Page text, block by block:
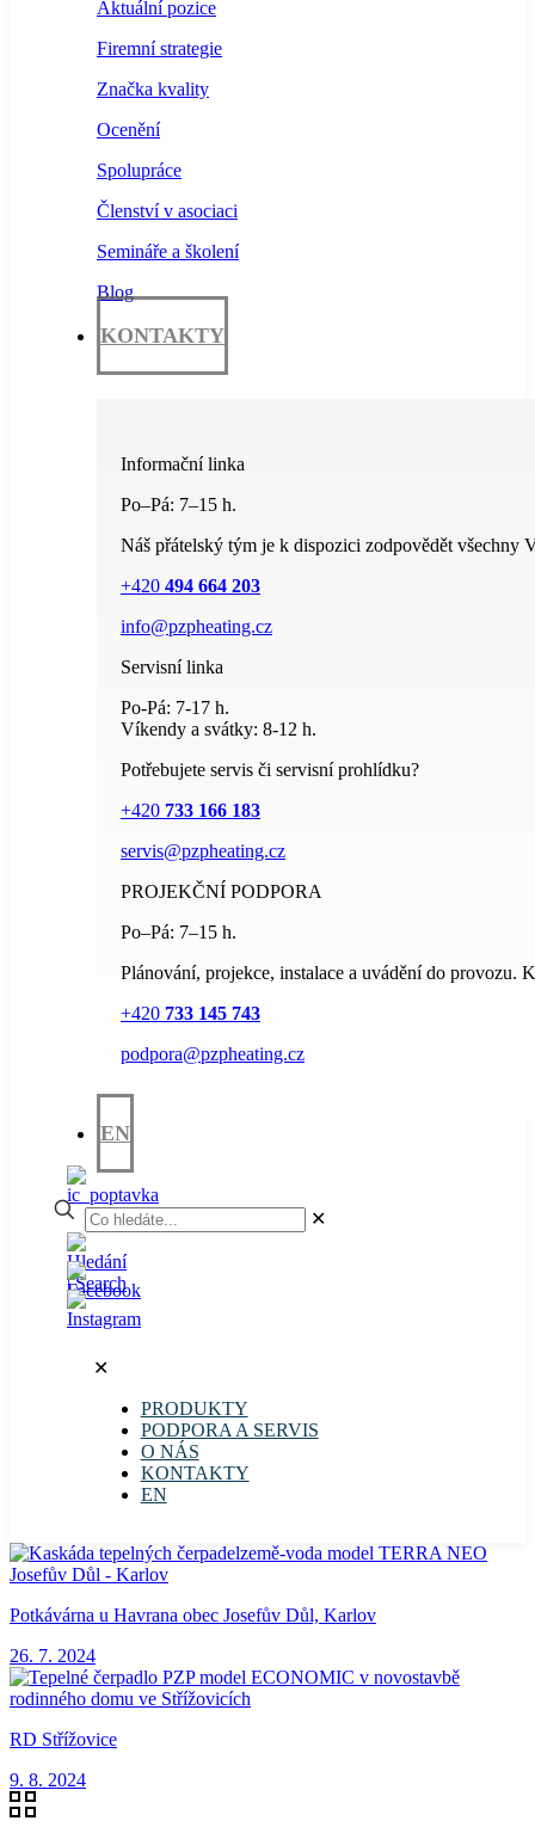
Aktuální pozice
Firemní strategie
Značka kvality
Ocenění
Spolupráce
Členství v asociaci
Semináře a školení
Blog
KONTAKTY
Informační linka
Po–Pá: 7–15 h.
Náš přátelský tým je k dispozici zodpovědět všechny
+420 494 664 203
info@pzpheating.cz
Servisní linka
Po-Pá: 7-17 h.
Víkendy a svátky: 8-12 h.
Potřebujete servis či servisní prohlídku?
+420 733 166 183
servis@pzpheating.cz
PROJEKČNÍ PODPORA
Po–Pá: 7–15 h.
Plánování, projekce, instalace a uvádění do provozu.
+420 733 145 743
podpora@pzpheating.cz
EN
✕
✕
PRODUKTY
PODPORA A SERVIS
O NÁS
KONTAKTY
EN
Potkávárna u Havrana obec Josefův Důl, Karlov
26. 7. 2024
RD Střížovice
9. 8. 2024